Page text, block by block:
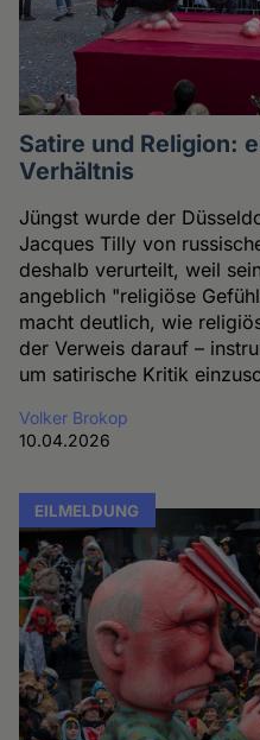
Satire und Religion:
Verhältnis
Jüngst wurde der
Jacques Tilly von
deshalb verurteilt, weil
angeblich "religiöse
macht deutlich, wie
der Verweis darauf –
um satirische Kritik
Volker Brokop
10.04.2026
EILMELDUNG